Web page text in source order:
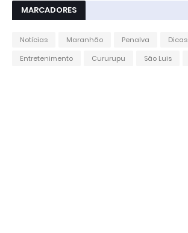
MARCADORES
Notícias Maranhão Penalva
Dicas
Entretenimento
Cururupu São Luis